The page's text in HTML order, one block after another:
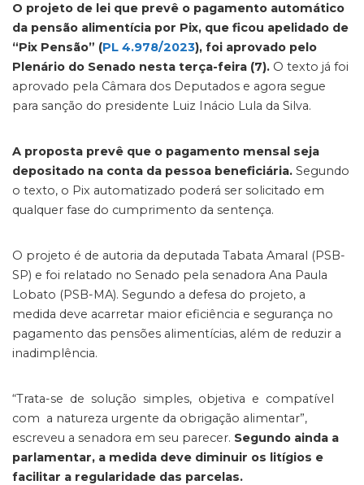
O projeto de lei que prevê o pagamento automático
da pensão alimentícia por Pix, que ficou apelidado de
“Pix Pensão” (PL 4.978/2023), foi aprovado pelo
Plenário do Senado nesta terça-feira (7). O texto já foi
aprovado pela Câmara dos Deputados e agora segue
para sanção do presidente Luiz Inácio Lula da Silva.
A proposta prevê que o pagamento mensal seja
depositado na conta da pessoa beneficiária. Segundo
o texto, o Pix automatizado poderá ser solicitado em
qualquer fase do cumprimento da sentença.
O projeto é de autoria da deputada Tabata Amaral (PSB-
SP) e foi relatado no Senado pela senadora Ana Paula
Lobato (PSB-MA). Segundo a defesa do projeto, a
medida deve acarretar maior eficiência e segurança no
pagamento das pensões alimentícias, além de reduzir a
inadimplência.
“Trata-se de solução simples, objetiva e compatível
com a natureza urgente da obrigação alimentar”,
escreveu a senadora em seu parecer. Segundo ainda a
parlamentar, a medida deve diminuir os litígios e
facilitar a regularidade das parcelas.